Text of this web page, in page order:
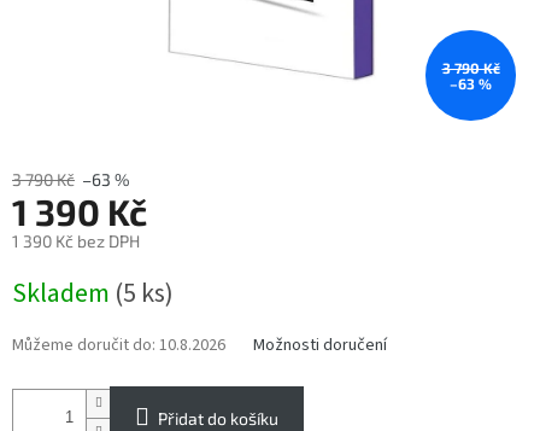
3 790 Kč
–63 %
3 790 Kč –63 %
1 390 Kč
1 390 Kč bez DPH
cena:
Skladem (5 ks)
Můžeme doručit do: 10.8.2026 Možnosti doručení
Přidat do košíku